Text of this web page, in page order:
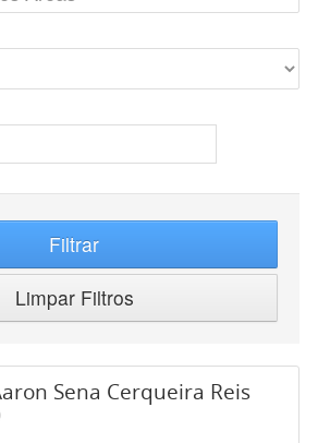
Filtrar
Limpar Filtros
Sena Cerqueira Reis